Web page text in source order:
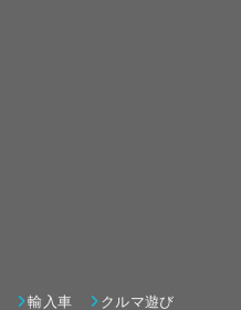
輸入車 クルマ遊び